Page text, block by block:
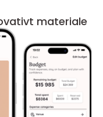
materiale